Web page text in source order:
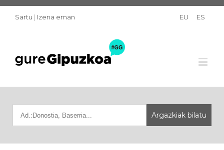
Sartu | Izena eman EU ES